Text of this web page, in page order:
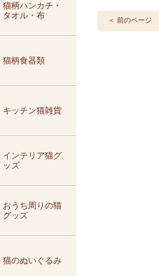
猫柄ハンカチ・
タオル・布
猫柄食器類
キッチン猫雑貨
インテリア猫グ
ッズ
おうち周りの猫
グッズ
猫のぬいぐるみ
＜ 前のページ